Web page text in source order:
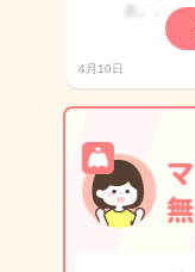
4月10日